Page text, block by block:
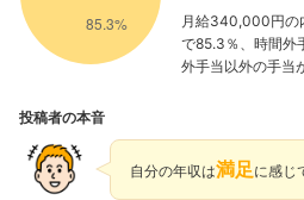
月給340,000円の
で85.3％、時間外
外手当以外の手当
投稿者の本音
自分の年収は満足 に感じ